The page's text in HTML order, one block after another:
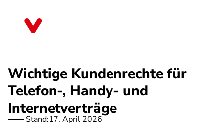
Wichtige Kundenrechte für
Telefon-, Handy- und
Internetverträge
Stand:17. April 2026